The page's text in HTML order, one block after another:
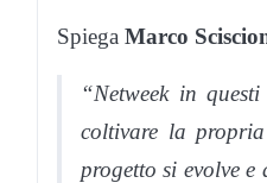
Spiega Marco
“Netweek in
coltivare la
progetto si evolve